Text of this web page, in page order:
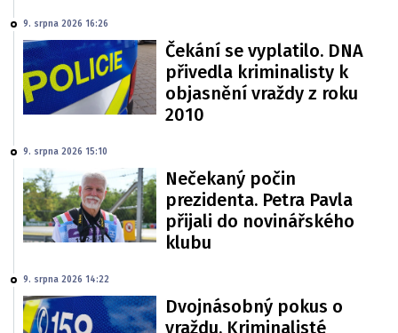
9. srpna 2026 16:26
Čekání se vyplatilo. DNA
přivedla kriminalisty k
objasnění vraždy z roku
2010
9. srpna 2026 15:10
Nečekaný počin
prezidenta. Petra Pavla
přijali do novinářského
klubu
9. srpna 2026 14:22
Dvojnásobný pokus o
vraždu. Kriminalisté